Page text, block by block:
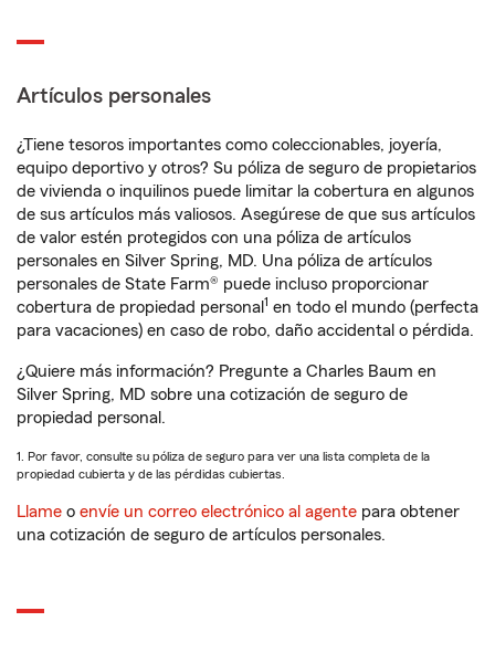
Artículos personales
¿Tiene tesoros importantes como coleccionables, joyería,
equipo deportivo y otros? Su póliza de seguro de propietarios
de vivienda o inquilinos puede limitar la cobertura en algunos
de sus artículos más valiosos. Asegúrese de que sus artículos
de valor estén protegidos con una póliza de artículos
personales en Silver Spring, MD. Una póliza de artículos
personales de State Farm® puede incluso proporcionar
cobertura de propiedad personal 1 en todo el mundo (perfecta
para vacaciones) en caso de robo, daño accidental o pérdida.
¿Quiere más información? Pregunte a Charles Baum en
Silver Spring, MD sobre una cotización de seguro de
propiedad personal.
1. Por favor, consulte su póliza de seguro para ver una lista completa de la
propiedad cubierta y de las pérdidas cubiertas.
Llame o envíe un correo electrónico al agente para obtener
una cotización de seguro de artículos personales.